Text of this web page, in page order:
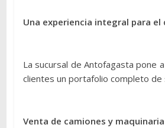
Una experiencia integral para el
La sucursal de Antofagasta pone
clientes un portafolio completo de
Venta de camiones y